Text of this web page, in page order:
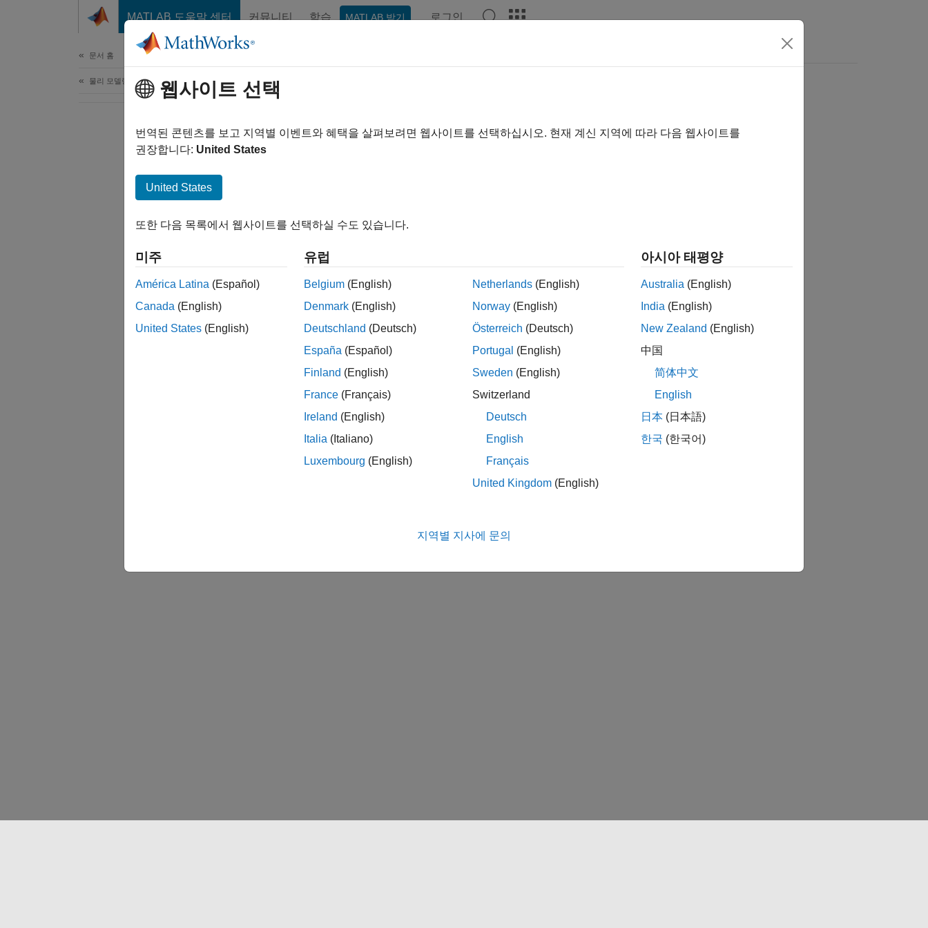
MATLAB 도움말 센터 커뮤니티 학습 MATLAB 받기 로그인
문서 홈
물리 모델링 웹사이트 선택
번역된 콘텐츠를 보고 지역별 이벤트와 혜택을 살펴보려면 웹사이트를 선택하십시오. 현재 계신 지역에 따라 다음 웹사이트를
권장합니다: United States
United States
또한 다음 목록에서 웹사이트를 선택하실 수도 있습니다.
미주
América Latina (Español)
Canada (English)
United States (English)
유럽
Belgium (English)
Denmark (English)
Deutschland (Deutsch)
España (Español)
Finland (English)
France (Français)
Ireland (English)
Italia (Italiano)
Luxembourg (English)
Netherlands (English)
Norway (English)
Österreich (Deutsch)
Portugal (English)
Sweden (English)
Switzerland
Deutsch
English
Français
United Kingdom (English)
아시아 태평양
Australia (English)
India (English)
New Zealand (English)
中国
简体中文
English
日本 (日本語)
한국 (한국어)
지역별 지사에 문의